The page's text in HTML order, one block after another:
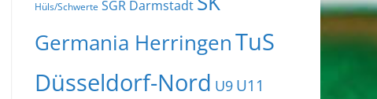
Hüls/Schwerte SGR Darmstadt
Germania HerringenTuS
Düsseldorf-Nord U9 U11